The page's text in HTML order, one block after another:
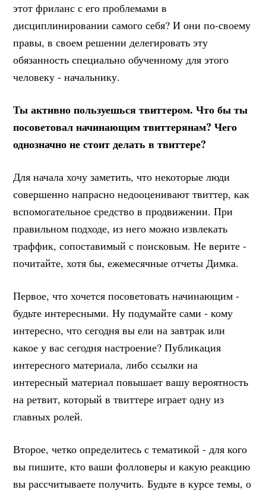
этот фриланс с его проблемами в
дисциплинировании самого себя? И они по-своему
правы, в своем решении делегировать эту
обязанность специально обученному для этого
человеку - начальнику.
Ты активно пользуешься твиттером. Что бы ты
посоветовал начинающим твиттерянам? Чего
однозначно не стоит делать в твиттере?
Для начала хочу заметить, что некоторые люди
совершенно напрасно недооценивают твиттер, как
вспомогательное средство в продвижении. При
правильном подходе, из него можно извлекать
траффик, сопоставимый с поисковым. Не верите -
почитайте, хотя бы, ежемесячные отчеты Димка.
Первое, что хочется посоветовать начинающим -
будьте интересными. Ну подумайте сами - кому
интересно, что сегодня вы ели на завтрак или
какое у вас сегодня настроение? Публикация
интересного материала, либо ссылки на
интересный материал повышает вашу вероятность
на ретвит, который в твиттере играет одну из
главных ролей.
Второе, четко определитесь с тематикой - для кого
вы пишите, кто ваши фолловеры и какую реакцию
вы рассчитываете получить. Будьте в курсе темы, о